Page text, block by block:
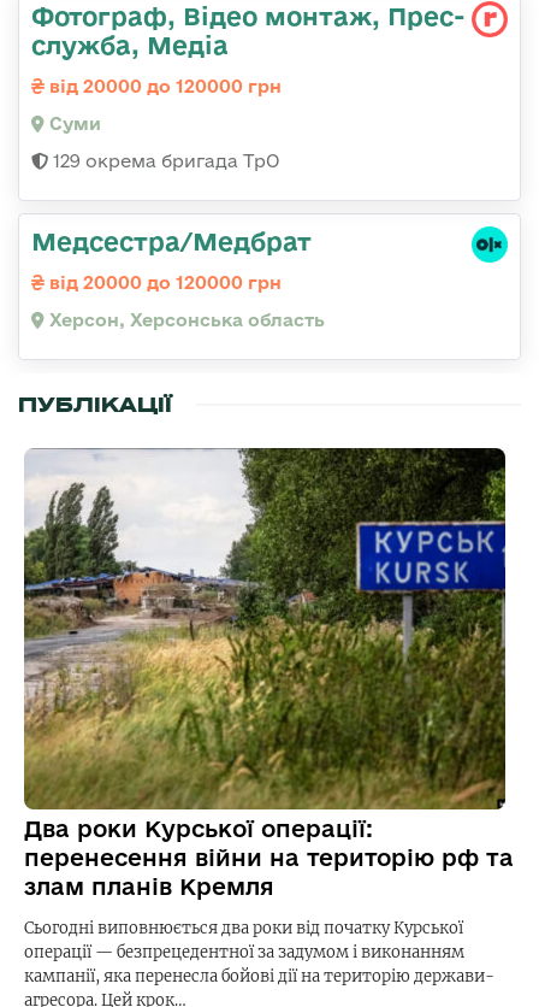
Фотограф, Відео монтаж, Прес-
служба, Медіа
від 20000 до 120000 грн
Суми
129 окрема бригада ТрО
Медсестра/Медбрат
від 20000 до 120000 грн
Херсон, Херсонська область
ПУБЛІКАЦІЇ
Два роки Курської операції:
перенесення війни на територію рф та
злам планів Кремля
Сьогодні виповнюється два роки від початку Курської
операції — безпрецедентної за задумом і виконанням
кампанії, яка перенесла бойові дії на територію держави-
агресора. Цей крок…